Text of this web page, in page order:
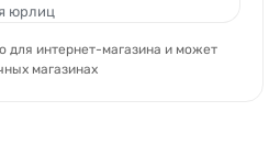
юрлиц
для интернет-магазина и может
магазинах